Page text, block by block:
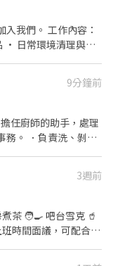
作內容：
• 日常環境清理與整
9分鐘前
任廚師的助手，處理
務。 ．負責洗、剝、
3週前
茶 🧑‍🍳 吧台雪克 🥤
時間面議，可配合課